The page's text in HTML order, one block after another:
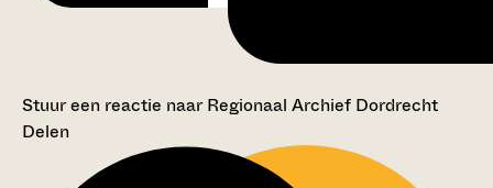
Stuur een reactie naar Regionaal Archief Dordrecht
Delen